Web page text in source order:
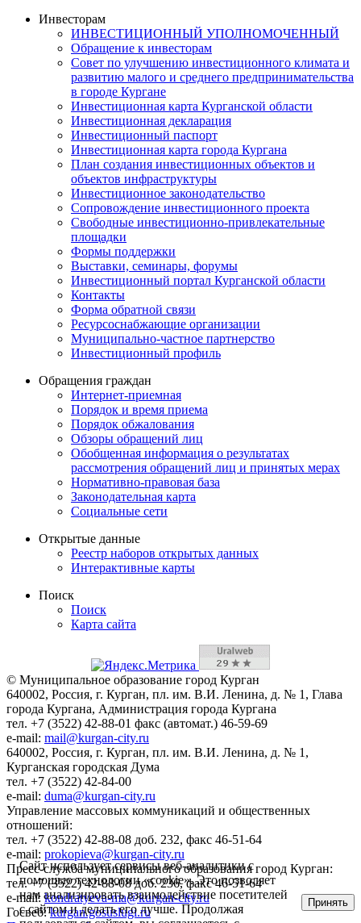
Инвесторам
ИНВЕСТИЦИОННЫЙ УПОЛНОМОЧЕННЫЙ
Обращение к инвесторам
Совет по улучшению инвестиционного климата и
развитию малого и среднего предпринимательства
в городе Кургане
Инвестиционная карта Курганской области
Инвестиционная декларация
Инвестиционный паспорт
Инвестиционная карта города Кургана
План создания инвестиционных объектов и
объектов инфраструктуры
Инвестиционное законодательство
Сопровождение инвестиционного проекта
Свободные инвестиционно-привлекательные
площадки
Формы поддержки
Выставки, семинары, форумы
Инвестиционный портал Курганской области
Контакты
Форма обратной связи
Ресурсоснабжающие организации
Муниципально-частное партнерство
Инвестиционный профиль
Обращения граждан
Интернет-приемная
Порядок и время приема
Порядок обжалования
Обзоры обращений лиц
Обобщенная информация о результатах
рассмотрения обращений лиц и принятых мерах
Нормативно-правовая база
Законодательная карта
Социальные сети
Открытые данные
Реестр наборов открытых данных
Интерактивные карты
Поиск
Поиск
Карта сайта
© Муниципальное образование город Курган
640002, Россия, г. Курган, пл. им. В.И. Ленина, д. № 1, Глава
города Кургана, Администрация города Кургана
тел. +7 (3522) 42-88-01 факс (автомат.) 46-59-69
e-mail: mail@kurgan-city.ru
640002, Россия, г. Курган, пл. им. В.И. Ленина, д. № 1,
Курганская городская Дума
тел. +7 (3522) 42-84-00
e-mail: duma@kurgan-city.ru
Управление массовых коммуникаций и общественных
отношений:
тел. +7 (3522) 42-88-08 доб. 232, факс 46-51-64
e-mail: prokopieva@kurgan-city.ru
Пресс-служба муниципального образования город Курган:
тел. +7 (3522) 42-88-08 доб. 236, факс 46-51-64
e-mail:kondratyeva-ma@kurgan-city.ru
Госвеб:kurgan.gosuslugi.ru
Сайт использует сервисы веб-аналитики с
помощью технологии «cookie». Это позволяет
нам анализировать взаимодействие посетителей
с сайтом и делать его лучше. Продолжая
Принять